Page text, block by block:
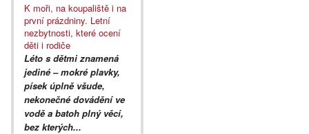
K moři, na koupaliště i na
první prázdniny. Letní
nezbytnosti, které ocení
děti i rodiče
Léto s dětmi znamená
jediné – mokré plavky,
písek úplně všude,
nekonečné dovádění ve
vodě a batoh plný věcí,
bez kterých...